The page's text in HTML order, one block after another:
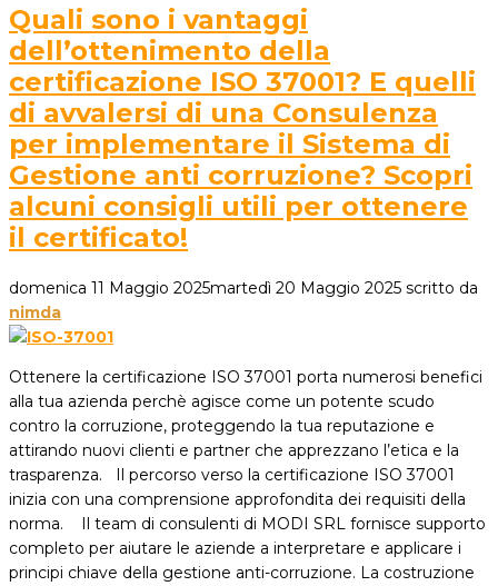
Quali sono i vantaggi
dell’ottenimento della
certificazione ISO 37001? E quelli
di avvalersi di una Consulenza
per implementare il Sistema di
Gestione anti corruzione? Scopri
alcuni consigli utili per ottenere
il certificato!
domenica 11 Maggio 2025martedì 20 Maggio 2025 scritto da
nimda
Ottenere la certificazione ISO 37001 porta numerosi benefici
alla tua azienda perchè agisce come un potente scudo
contro la corruzione, proteggendo la tua reputazione e
attirando nuovi clienti e partner che apprezzano l’etica e la
trasparenza. Il percorso verso la certificazione ISO 37001
inizia con una comprensione approfondita dei requisiti della
norma. Il team di consulenti di MODI SRL fornisce supporto
completo per aiutare le aziende a interpretare e applicare i
principi chiave della gestione anti-corruzione. La costruzione